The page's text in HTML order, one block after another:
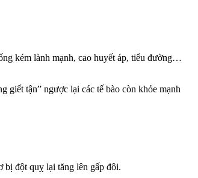
kém lành mạnh, cao huyết áp, tiểu đường…
giết tận” ngược lại các tế bào còn khỏe mạnh
bị đột quỵ lại tăng lên gấp đôi.